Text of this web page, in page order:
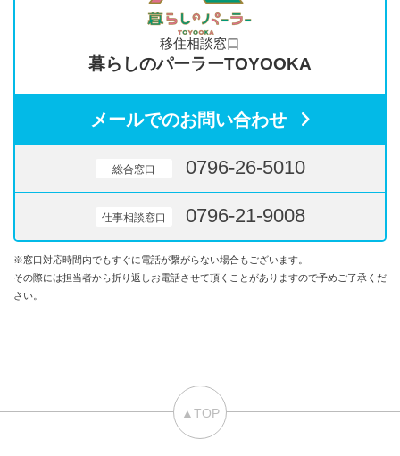
移住相談窓口
暮らしのパーラーTOYOOKA
メールでのお問い合わせ
総合窓口 0796-26-5010
仕事相談窓口 0796-21-9008
※窓口対応時間内でもすぐに電話が繋がらない場合もございます。
その際には担当者から折り返しお電話させて頂くことがありますので予めご了承くだ
さい。
▲TOP